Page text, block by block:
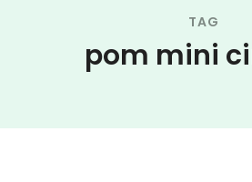
TAG
pom mini